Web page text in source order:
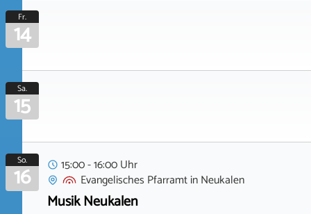
Fr.
14
Sa.
15
So.
16
15:00 - 16:00 Uhr
Evangelisches PfarramtinNeukalen
Musik Neukalen